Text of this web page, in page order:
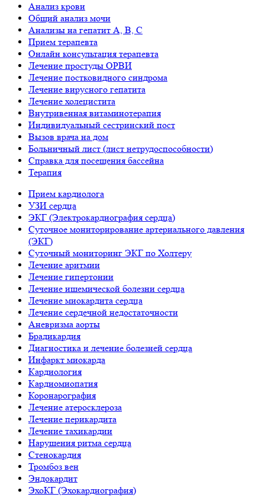
Анализ крови
Общий анализ мочи
Анализы на гепатит А, B, С
Прием терапевта
Онлайн консультация терапевта
Лечение простуды ОРВИ
Лечение постковидного синдрома
Лечение вирусного гепатита
Лечение холецистита
Внутривенная витаминотерапия
Индивидуальный сестринский пост
Вызов врача на дом
Больничный лист (лист нетрудоспособности)
Справка для посещения бассейна
Терапия
Прием кардиолога
УЗИ сердца
ЭКГ (Электрокардиография сердца)
Суточное мониторирование артериального давления
(ЭКГ)
Суточный мониторинг ЭКГ по Холтеру
Лечение аритмии
Лечение гипертонии
Лечение ишемической болезни сердца
Лечение миокардита сердца
Лечение сердечной недостаточности
Аневризма аорты
Брадикардия
Диагностика и лечение болезней сердца
Инфаркт миокарда
Кардиология
Кардиомиопатия
Коронарография
Лечение атеросклероза
Лечение перикардита
Лечение тахикардии
Нарушения ритма сердца
Стенокардия
Тромбоз вен
Эндокардит
ЭхоКГ (Эхокардиография)